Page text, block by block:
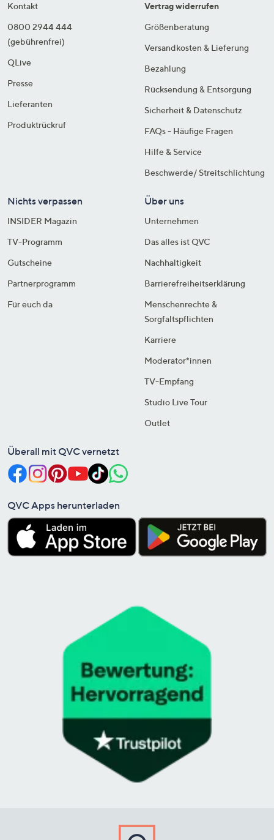
Kontakt
0800 2944 444
(gebührenfrei)
QLive
Presse
Lieferanten
Produktrückruf
Vertrag widerrufen
Größenberatung
Versandkosten & Lieferung
Bezahlung
Rücksendung & Entsorgung
Sicherheit & Datenschutz
FAQs - Häufige Fragen
Hilfe & Service
Beschwerde/ Streitschlichtung
Nichts verpassen
INSIDER Magazin
TV-Programm
Gutscheine
Partnerprogramm
Für euch da
Über uns
Unternehmen
Das alles ist QVC
Nachhaltigkeit
Barrierefreiheitserklärung
Menschenrechte &
Sorgfaltspflichten
Karriere
Moderator*innen
TV-Empfang
Studio Live Tour
Outlet
Überall mit QVC vernetzt
QVC Apps herunterladen